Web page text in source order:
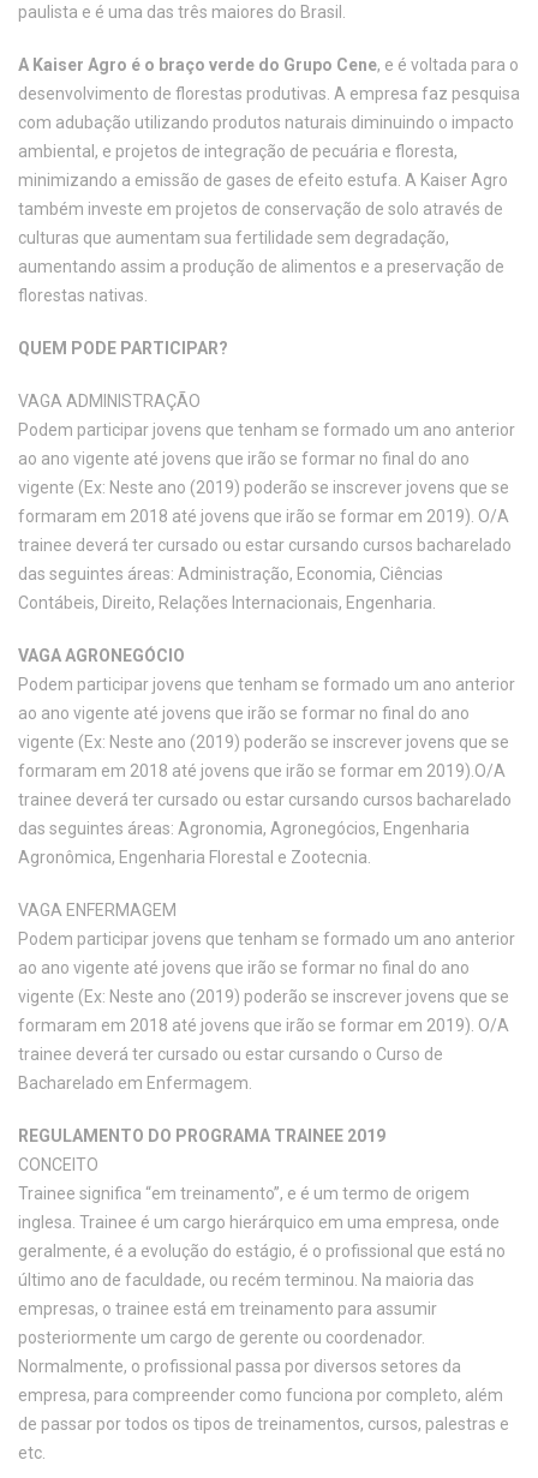
paulista e é uma das três maiores do Brasil.
A Kaiser Agro é o braço verde do Grupo Cene, e é voltada para o
desenvolvimento de florestas produtivas. A empresa faz pesquisa
com adubação utilizando produtos naturais diminuindo o impacto
ambiental, e projetos de integração de pecuária e floresta,
minimizando a emissão de gases de efeito estufa. A Kaiser Agro
também investe em projetos de conservação de solo através de
culturas que aumentam sua fertilidade sem degradação,
aumentando assim a produção de alimentos e a preservação de
florestas nativas.
QUEM PODE PARTICIPAR?
VAGA ADMINISTRAÇÃO
Podem participar jovens que tenham se formado um ano anterior
ao ano vigente até jovens que irão se formar no final do ano
vigente (Ex: Neste ano (2019) poderão se inscrever jovens que se
formaram em 2018 até jovens que irão se formar em 2019). O/A
trainee deverá ter cursado ou estar cursando cursos bacharelado
das seguintes áreas: Administração, Economia, Ciências
Contábeis, Direito, Relações Internacionais, Engenharia.
VAGA AGRONEGÓCIO
Podem participar jovens que tenham se formado um ano anterior
ao ano vigente até jovens que irão se formar no final do ano
vigente (Ex: Neste ano (2019) poderão se inscrever jovens que se
formaram em 2018 até jovens que irão se formar em 2019).O/A
trainee deverá ter cursado ou estar cursando cursos bacharelado
das seguintes áreas: Agronomia, Agronegócios, Engenharia
Agronômica, Engenharia Florestal e Zootecnia.
VAGA ENFERMAGEM
Podem participar jovens que tenham se formado um ano anterior
ao ano vigente até jovens que irão se formar no final do ano
vigente (Ex: Neste ano (2019) poderão se inscrever jovens que se
formaram em 2018 até jovens que irão se formar em 2019). O/A
trainee deverá ter cursado ou estar cursando o Curso de
Bacharelado em Enfermagem.
REGULAMENTO DO PROGRAMA TRAINEE 2019
CONCEITO
Trainee significa “em treinamento”, e é um termo de origem
inglesa. Trainee é um cargo hierárquico em uma empresa, onde
geralmente, é a evolução do estágio, é o profissional que está no
último ano de faculdade, ou recém terminou. Na maioria das
empresas, o trainee está em treinamento para assumir
posteriormente um cargo de gerente ou coordenador.
Normalmente, o profissional passa por diversos setores da
empresa, para compreender como funciona por completo, além
de passar por todos os tipos de treinamentos, cursos, palestras e
etc.